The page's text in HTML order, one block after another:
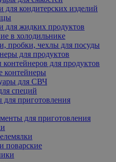
для кондитерских изделий
для жидких продуктов
в холодильнике
пробки, чехлы для посуды
для продуктов
для продуктов
контейнеры
для СВЧ
специй
приготовления
для приготовления
поварские